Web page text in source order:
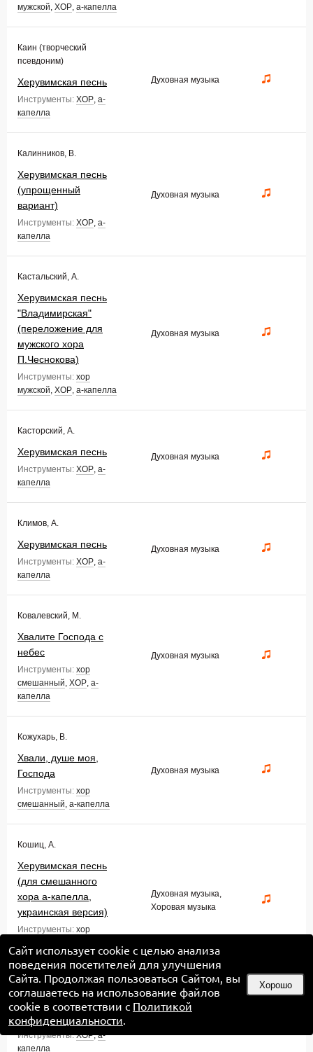
Сайт использует cookie с целью анализа
поведения посетителей для улучшения
Сайта. Продолжая пользоваться Сайтом, вы
соглашаетесь на использование файлов
cookie в соответствии с Политикой
конфиденциальности.
Хорошо
мужской, ХОР, а-капелла
Каин (творческий
псевдоним)
Херувимская песнь
Инструменты: ХОР, а-
капелла
Духовная музыка
Калинников, В.
Херувимская песнь
(упрощенный
вариант)
Инструменты: ХОР, а-
капелла
Духовная музыка
Кастальский, А.
Херувимская песнь
"Владимирская"
(переложение для
мужского хора
П.Чеснокова)
Инструменты: хор
мужской, ХОР, а-капелла
Духовная музыка
Касторский, А.
Херувимская песнь
Инструменты: ХОР, а-
капелла
Духовная музыка
Климов, А.
Херувимская песнь
Инструменты: ХОР, а-
капелла
Духовная музыка
Ковалевский, М.
Хвалите Господа с
небес
Инструменты: хор
смешанный, ХОР, а-
капелла
Духовная музыка
Кожухарь, В.
Хвали, душе моя,
Господа
Инструменты: хор
смешанный, а-капелла
Духовная музыка
Кошиц, А.
Херувимская песнь
(для смешанного
хора а-капелла,
украинская версия)
Инструменты: хор
капелла
Духовная музыка,
Хоровая музыка
Кравцов, А.
Херувимская песнь
Инструменты:ХОР,а-
капелла